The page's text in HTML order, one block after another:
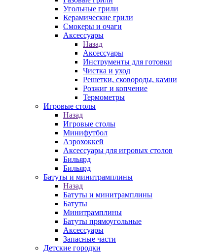
Угольные грили
Керамические грили
Смокеры и очаги
Аксессуары
Назад
Аксессуары
Инструменты для готовки
Чистка и уход
Решетки, сковороды, камни
Розжиг и копчение
Термометры
Игровые столы
Назад
Игровые столы
Минифутбол
Аэрохоккей
Аксессуары для игровых столов
Бильяpд
Бильяpд
Батуты и минитрамплины
Назад
Батуты и минитрамплины
Батуты
Минитрамплины
Батуты прямоугольные
Аксессуары
Запасные части
Детские городки